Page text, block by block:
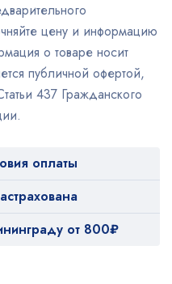
цену и информацию
о товаре носит
публичной офертой,
437 Гражданского
оплаты
от 800₽